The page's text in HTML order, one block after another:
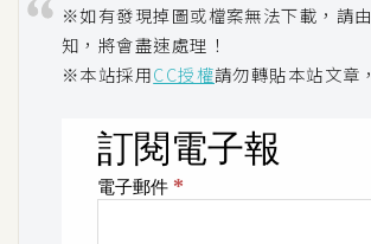
※如有發現掉圖或檔案無法下載，請
知，將會盡速處理！
※本站採用CC授權請勿轉貼本站文章